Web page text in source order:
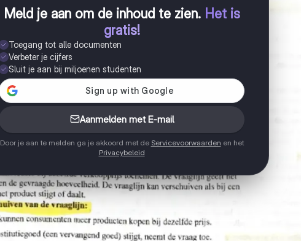
Meld je aan om de inhoud te zien. Het is
gratis!
Toegang tot alle documenten
Verbeter je cijfers
Sluit je aan bij miljoenen studenten
Aanmelden met E-mail
Door je aan te melden ga je akkoord met de Servicevoorwaarden en het
Privacybeleid